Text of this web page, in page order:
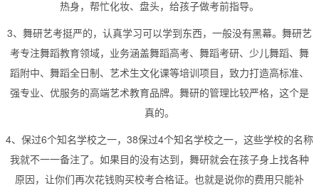
热身，帮忙化妆、盘头，给孩子做考前指导。
3、舞研艺考挺严的，认真学习可以学到东西，一般没有黑幕。舞研艺
考专注舞蹈教育领域，业务涵盖舞蹈高考、舞蹈考研、少儿舞蹈、舞
蹈附中、舞蹈全日制、艺术生文化课等培训项目，致力打造高标准、
强专业、优服务的高端艺术教育品牌。舞研的管理比较严格，这个是
真的。
4、保过6个知名学校之一，38保过4个知名学校之一，这些学校的名称
我就不一一备注了。如果目的没有达到，舞研就会在孩子身上找各种
原因，让你们再次花钱购买校考合格证。也就是说你的费用只能补